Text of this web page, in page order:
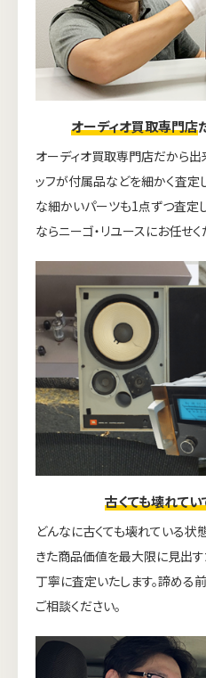
オーディオ買取専門店
オーディオ買取専門店だから出
ッフが付属品などを細かく査定
な細かいパーツも1点ずつ査定
ならニーゴ・リユースにお任せく
古くても壊れてい
どんなに古くても壊れている状
きた商品価値を最大限に見出
丁寧に査定いたします。諦める
ご相談ください。